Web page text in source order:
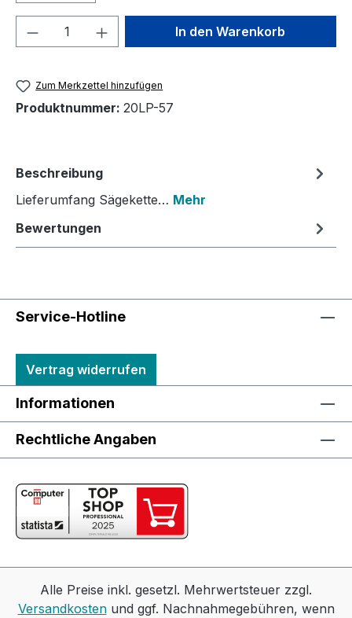
Produkt Anzahl: Gib denIn den Warenkorb
Zum Merkzettel hinzufügen
Produktnummer: 20LP-57
Beschreibung
Lieferumfang Sägekette… Mehr
Bewertungen
Service-Hotline
Vertrag widerrufen
Informationen
Rechtliche Angaben
Alle Preise inkl. gesetzl. Mehrwertsteuer zzgl.
Versandkostenund ggf. Nachnahmegebühren, wenn